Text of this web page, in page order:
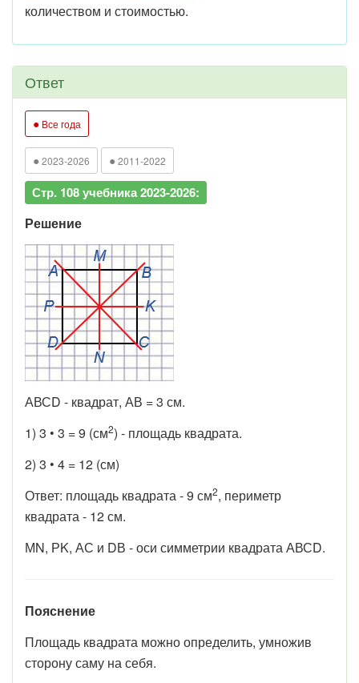
количеством и стоимостью.
Ответ
● Все года
● 2023-2026 ● 2011-2022
Стр. 108 учебника 2023-2026:
Решение
АВСD - квадрат, АВ = 3 см.
1) 3 • 3 = 9 (см2) - площадь квадрата.
2) 3 • 4 = 12 (см)
Ответ: площадь квадрата - 9 см2, периметр
квадрата - 12 см.
МN, РK, АС и DВ - оси симметрии квадрата АВСD.
Пояснение
Площадь квадрата можно определить, умножив
сторону саму на себя.